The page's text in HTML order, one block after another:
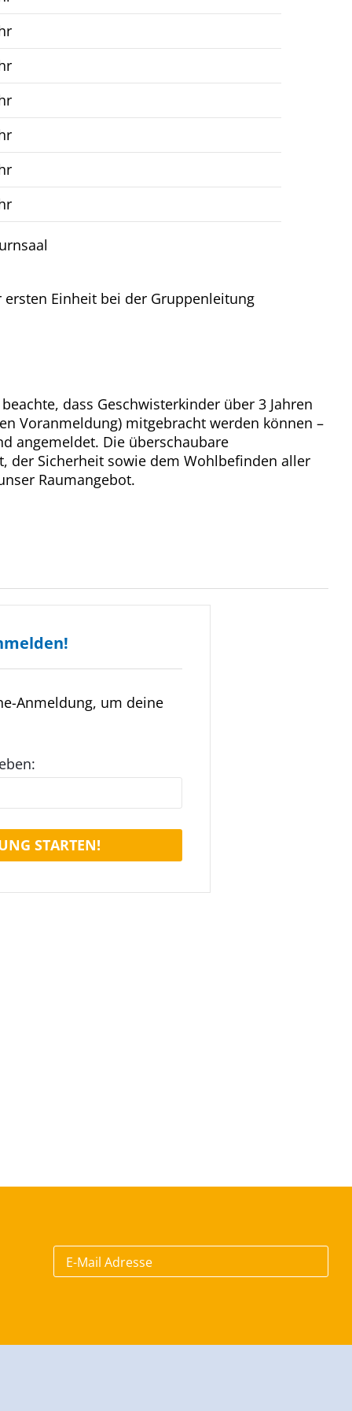
ersten Einheit bei der Gruppenleitung
dass Geschwisterkinder über 3 Jahren
Voranmeldung) mitgebracht werden können –
angemeldet. Die überschaubare
der Sicherheit sowie dem Wohlbefinden aller
Raumangebot.
Anmeldung, um deine
STARTEN!